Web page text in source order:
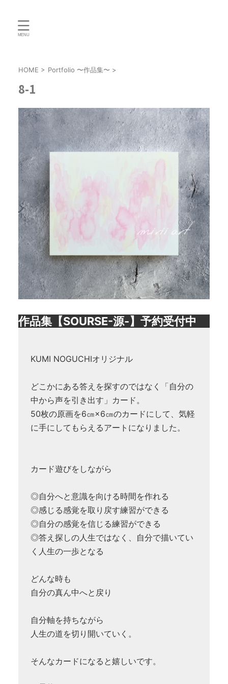
HOME > Portfolio 〜作品集〜 >
8-1
作品集【SOURSE-源-】予約受付中
KUMI NOGUCHIオリジナル
どこかにある答えを探すのではなく「自分の
中から声を引き出す」カード。
50枚の原画を6㎝×6㎝のカードにして、気軽
に手にしてもらえるアートになりました。
カード遊びをしながら
◎自分へと意識を向ける時間を作れる
◎感じる感覚を取り戻す練習ができる
◎自分の感覚を信じる練習ができる
◎答え探しの人生ではなく、自分で描いてい
く人生の一歩となる
どんな時も
自分の真ん中へと戻り
自分軸を持ちながら
人生の道を切り開いていく。
そんなカードになると嬉しいです。